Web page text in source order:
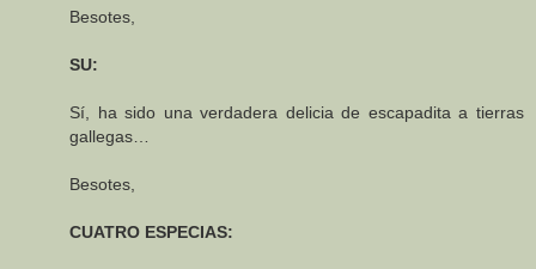
Besotes,
SU:
Sí, ha sido una verdadera delicia de escapadita a tierras
gallegas…
Besotes,
CUATRO ESPECIAS: